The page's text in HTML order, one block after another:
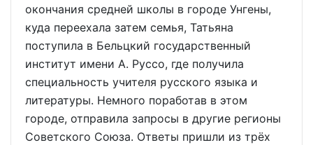
окончания средней школы в городе Унгены,
куда переехала затем семья, Татьяна
поступила в Бельцкий государственный
институт имени А. Руссо, где получила
специальность учителя русского языка и
литературы. Немного поработав в этом
городе, отправила запросы в другие регионы
Советского Союза. Ответы пришли из трёх